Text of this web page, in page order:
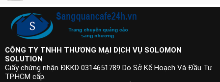
CÔNG TY TNHH THƯƠNG MẠI DỊCH VỤ SOLOMON
SOLUTION
Giấy chứng nhận ĐKKD 0314651789 Do Sở Kế Hoạch Và Đầu Tư
TP.HCM cấp.